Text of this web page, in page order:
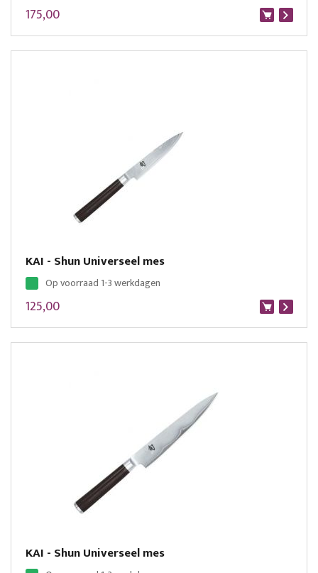
175,00
KAI - Shun Universeel mes
Op voorraad 1-3 werkdagen
125,00
KAI - Shun Universeel mes